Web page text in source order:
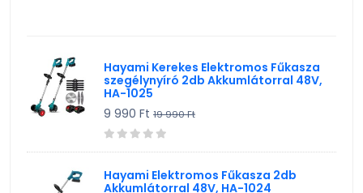
Hayami Kerekes Elektromos Fűkasza
szegélynyíró 2db Akkumlátorral 48V,
HA-1025
9 990 Ft 19 990 Ft
Hayami Elektromos Fűkasza 2db
Akkumlátorral 48V, HA-1024